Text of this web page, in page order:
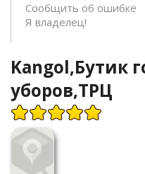
Сообщить об ошибке
Я владелец!
Kangol,Бутик
уборов,ТРЦ